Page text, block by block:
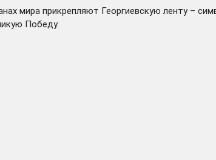
мира прикрепляют Георгиевскую ленту –
Победу.